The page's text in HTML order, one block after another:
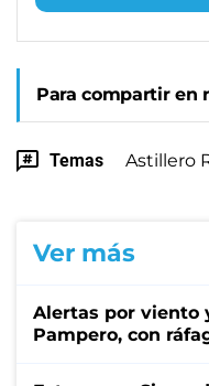
Para compartir en
Temas Astillero
Ver más
Alertas por viento
Pampero, con